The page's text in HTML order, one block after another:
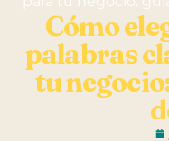
Cómo
palabras
tu